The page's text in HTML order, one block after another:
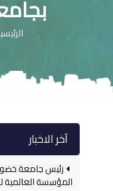
آخر الاخبار
رئيس جامعة
المؤسسة العالمية